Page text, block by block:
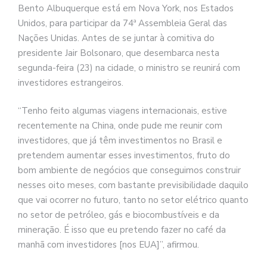
Bento Albuquerque está em Nova York, nos Estados
Unidos, para participar da 74ª Assembleia Geral das
Nações Unidas. Antes de se juntar à comitiva do
presidente Jair Bolsonaro, que desembarca nesta
segunda-feira (23) na cidade, o ministro se reunirá com
investidores estrangeiros.
“Tenho feito algumas viagens internacionais, estive
recentemente na China, onde pude me reunir com
investidores, que já têm investimentos no Brasil e
pretendem aumentar esses investimentos, fruto do
bom ambiente de negócios que conseguimos construir
nesses oito meses, com bastante previsibilidade daquilo
que vai ocorrer no futuro, tanto no setor elétrico quanto
no setor de petróleo, gás e biocombustíveis e da
mineração. É isso que eu pretendo fazer no café da
manhã com investidores [nos EUA]”, afirmou.